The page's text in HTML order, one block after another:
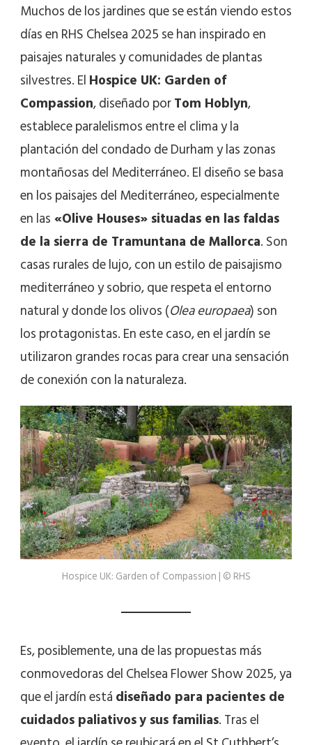
Muchos de los jardines que se están viendo estos
días en RHS Chelsea 2025 se han inspirado en
paisajes naturales y comunidades de plantas
silvestres. ElHospice UK: Garden of
Compassion, diseñado porTom Hoblyn,
establece paralelismos entre el clima y la
plantación del condado de Durham y las zonas
montañosas del Mediterráneo. El diseño se basa
en los paisajes del Mediterráneo, especialmente
en las«Olive Houses» situadas en las faldas
de la sierra de Tramuntana de Mallorca. Son
casas rurales de lujo, con un estilo de paisajismo
mediterráneo y sobrio, que respeta el entorno
natural y donde los olivos (Olea europaea) son
los protagonistas. En este caso, en el jardín se
utilizaron grandes rocas para crear una sensación
de conexión con la naturaleza.
Hospice UK: Garden of Compassion | © RHS
Es, posiblemente, una de las propuestas más
conmovedoras del Chelsea Flower Show 2025, ya
que el jardín estádiseñado para pacientes de
cuidados paliativosy sus familias. Tras el